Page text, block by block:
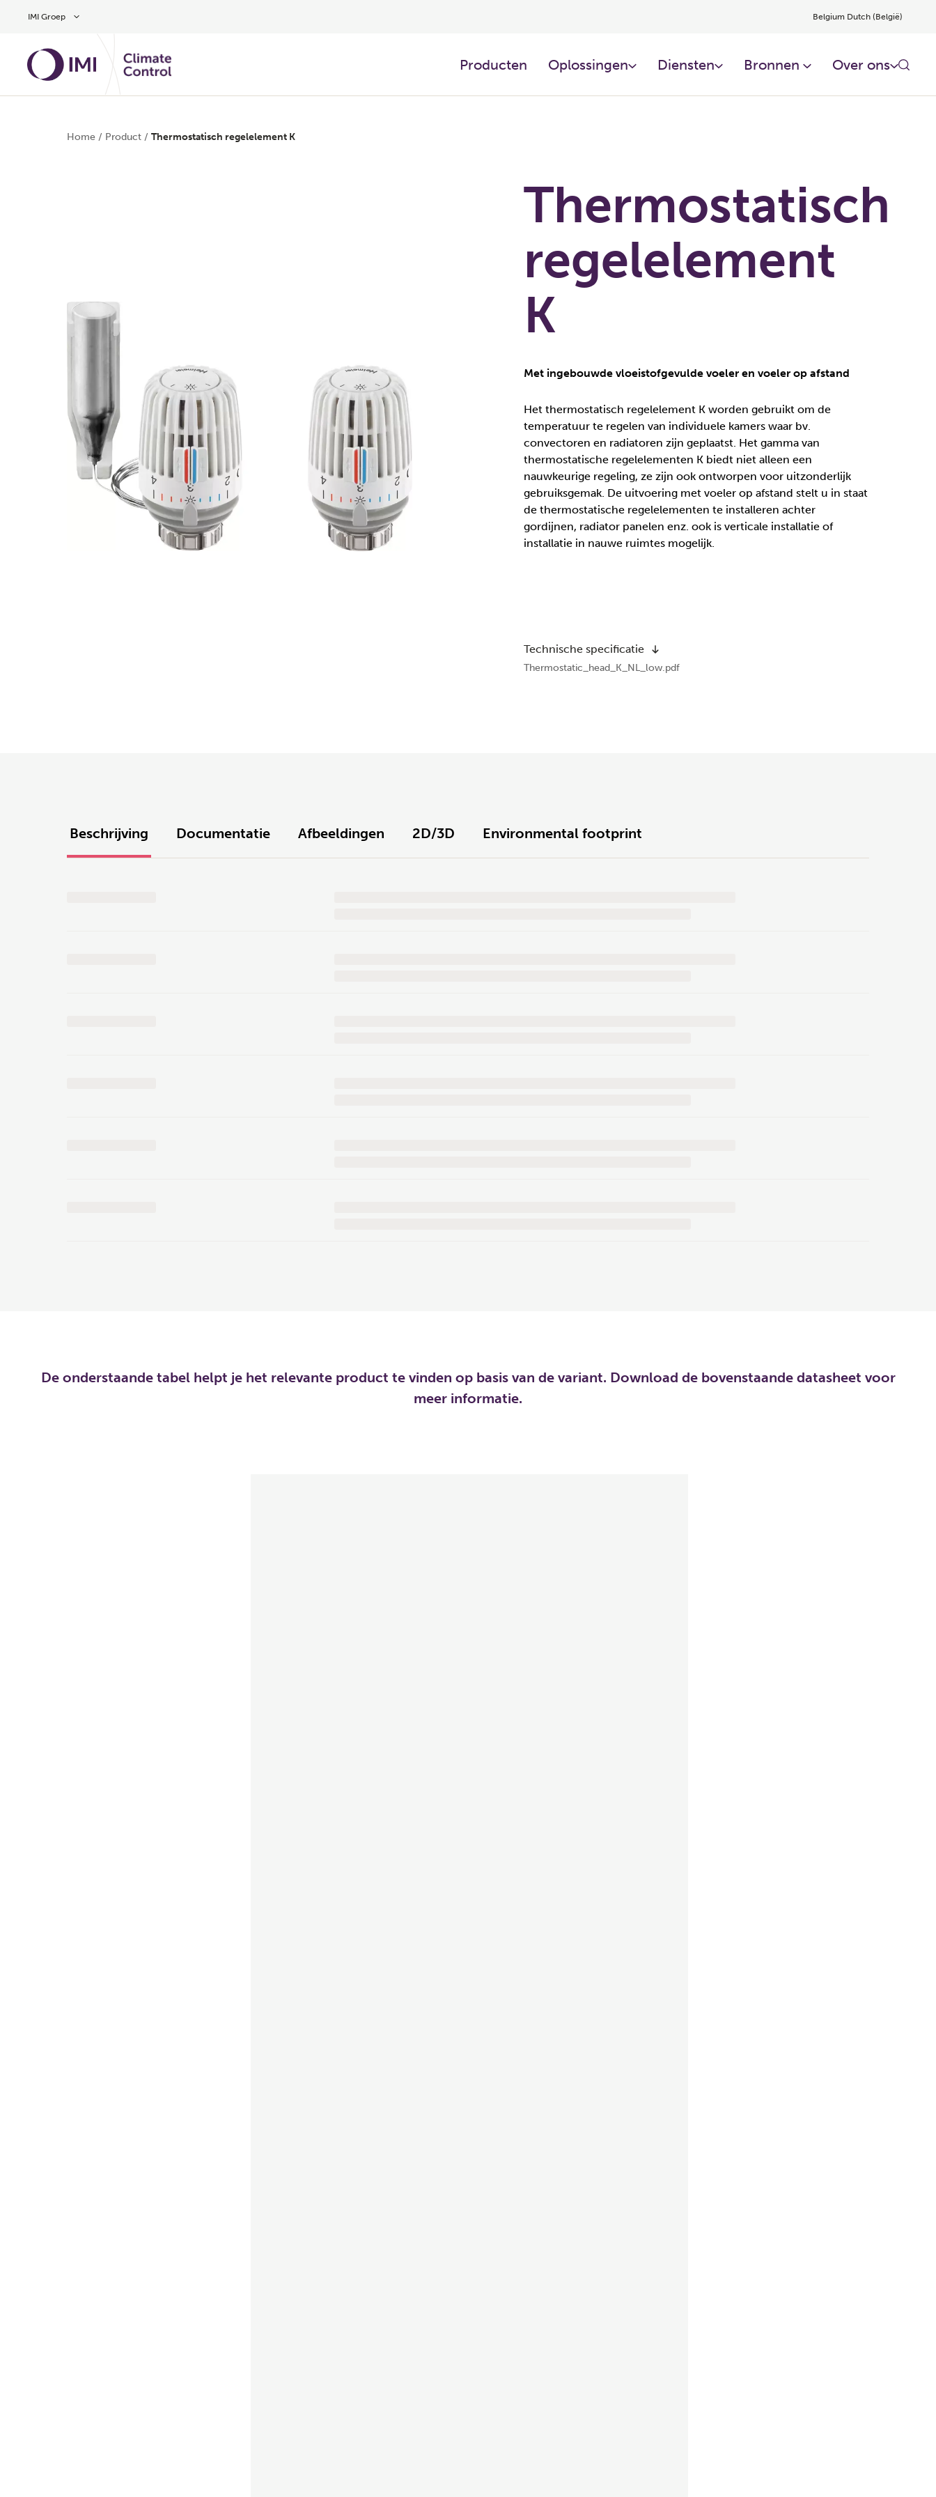
IMI Groep Belgium Dutch (België)
Producten Oplossingen​ Diensten​ Bronnen ​ Over ons​
Home / Product / Thermostatisch regelelement K
Thermostatisch
regelelement
K
Met ingebouwde vloeistofgevulde voeler en voeler op afstand
Het thermostatisch regelelement K worden gebruikt om de
temperatuur te regelen van individuele kamers waar bv.
convectoren en radiatoren zijn geplaatst. Het gamma van
thermostatische regelelementen K biedt niet alleen een
nauwkeurige regeling, ze zijn ook ontworpen voor uitzonderlijk
gebruiksgemak. De uitvoering met voeler op afstand stelt u in staat
de thermostatische regelelementen te installeren achter
gordijnen, radiator panelen enz. ook is verticale installatie of
installatie in nauwe ruimtes mogelijk.
Technische specificatie
Thermostatic_head_K_NL_low.pdf
Beschrijving Documentatie Afbeeldingen 2D/3D Environmental footprint
De onderstaande tabel helpt je het relevante product te vinden op basis van de variant. Download de bovenstaande datasheet voor
meer informatie.